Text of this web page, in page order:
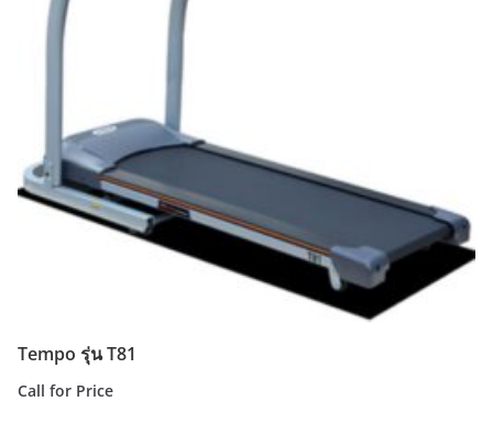
Tempo รุ่น T81
Call for Price